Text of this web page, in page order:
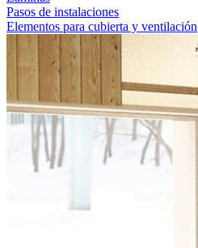
Pasos de instalaciones
Elementos para cubierta y ventilación